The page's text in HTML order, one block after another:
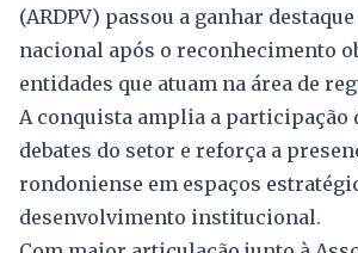
(ARDPV) passou a ganhar
nacional após o reconhecimento
entidades que atuam na área de
A conquista amplia a participação
debates do setor e reforça a
rondoniense em espaços
desenvolvimento institucional.